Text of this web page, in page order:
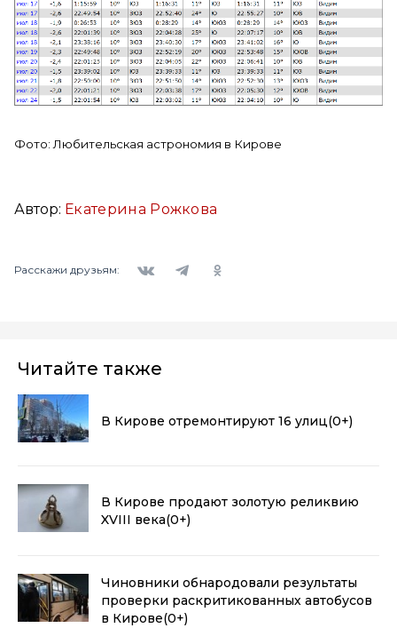
Фото: Любительская астрономия в Кирове
Автор: Екатерина Рожкова
Расскажи друзьям:
Читайте также
В Кирове отремонтируют 16 улиц(0+)
В Кирове продают золотую реликвию
XVIII века(0+)
Чиновники обнародовали результаты
проверки раскритикованных автобусов
в Кирове(0+)